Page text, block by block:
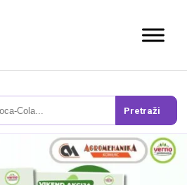
Pretraži